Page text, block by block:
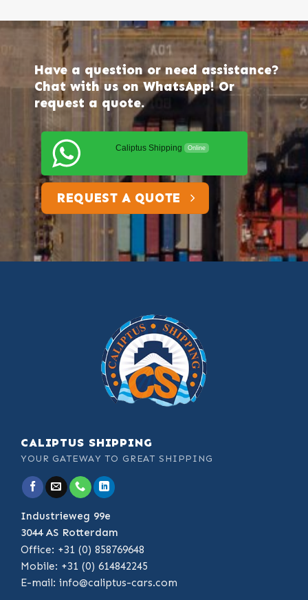
Have a question or need assistance?
Chat with us on WhatsApp! Or
request a quote.
Caliptus Shipping Online
REQUEST A QUOTE
CALIPTUS SHIPPING
YOUR GATEWAY TO GREAT SHIPPING
Industrieweg 99e
3044 AS Rotterdam
Office: +31 (0) 858769648
Mobile: +31 (0) 614842245
E-mail: info@caliptus-cars.com